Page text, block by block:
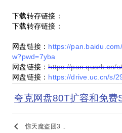
下载转存链接：
下载转存链接：
网盘链接： https://
w?pwd=7yba
网盘链接：https://pan.quark.cn/
网盘链接： https://drive.uc.cn/s/
夸克网盘80T扩容和免费
keyboard_arrow_left 惊天魔盗团3 ..